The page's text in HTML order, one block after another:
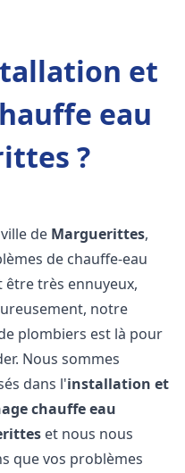
et
eau
?
de Marguerittes,
de chauffe-eau
être très ennuyeux,
notre
plombiers est là pour
Nous sommes
dans l'installation et
chauffe eau
et nous nous
que vos problèmes